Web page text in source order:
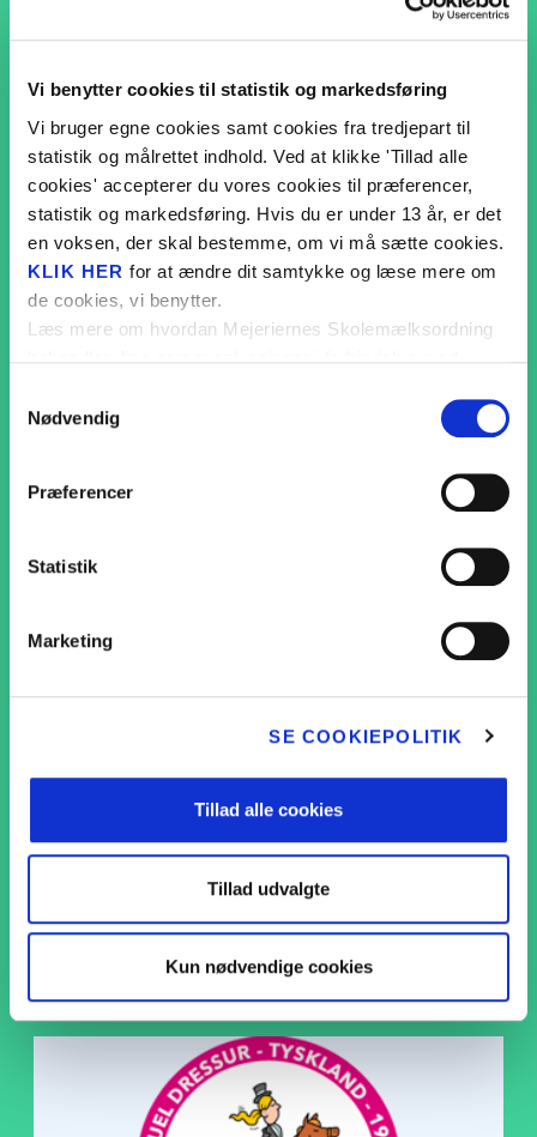
Vi benytter cookies til statistik og markedsføring
Vi bruger egne cookies samt cookies fra tredjepart til
statistik og målrettet indhold. Ved at klikke 'Tillad alle
cookies' accepterer du vores cookies til præferencer,
statistik og markedsføring. Hvis du er under 13 år, er det
en voksen, der skal bestemme, om vi må sætte cookies.
KLIK HER for at ændre dit samtykke og læse mere om
de cookies, vi benytter.
Læs mere om hvordan Mejeriernes Skolemælksordning
Nødvendig
Præferencer
Statistik
Marketing
SE COOKIEPOLITIK
Tillad alle cookies
Tillad udvalgte
Kun nødvendige cookies
Fantasi
ABC
Forårets
Lær om
Den
Rekord i
Lær om
Mission
Slip
Årets
Seminar:
Tilmelding
BMX Racing
GÅ TIL BMX RACING
Bueskydning
GÅ TIL BUESKYDNING